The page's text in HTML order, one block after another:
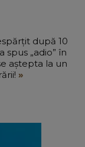
spus „adio” în
aștepta la un